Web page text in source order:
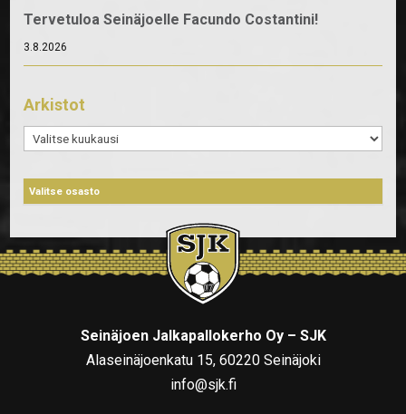
Tervetuloa Seinäjoelle Facundo Costantini!
3.8.2026
Arkistot
Arkistot
Seinäjoen Jalkapallokerho Oy – SJK
Alaseinäjoenkatu 15, 60220 Seinäjoki
info@sjk.fi